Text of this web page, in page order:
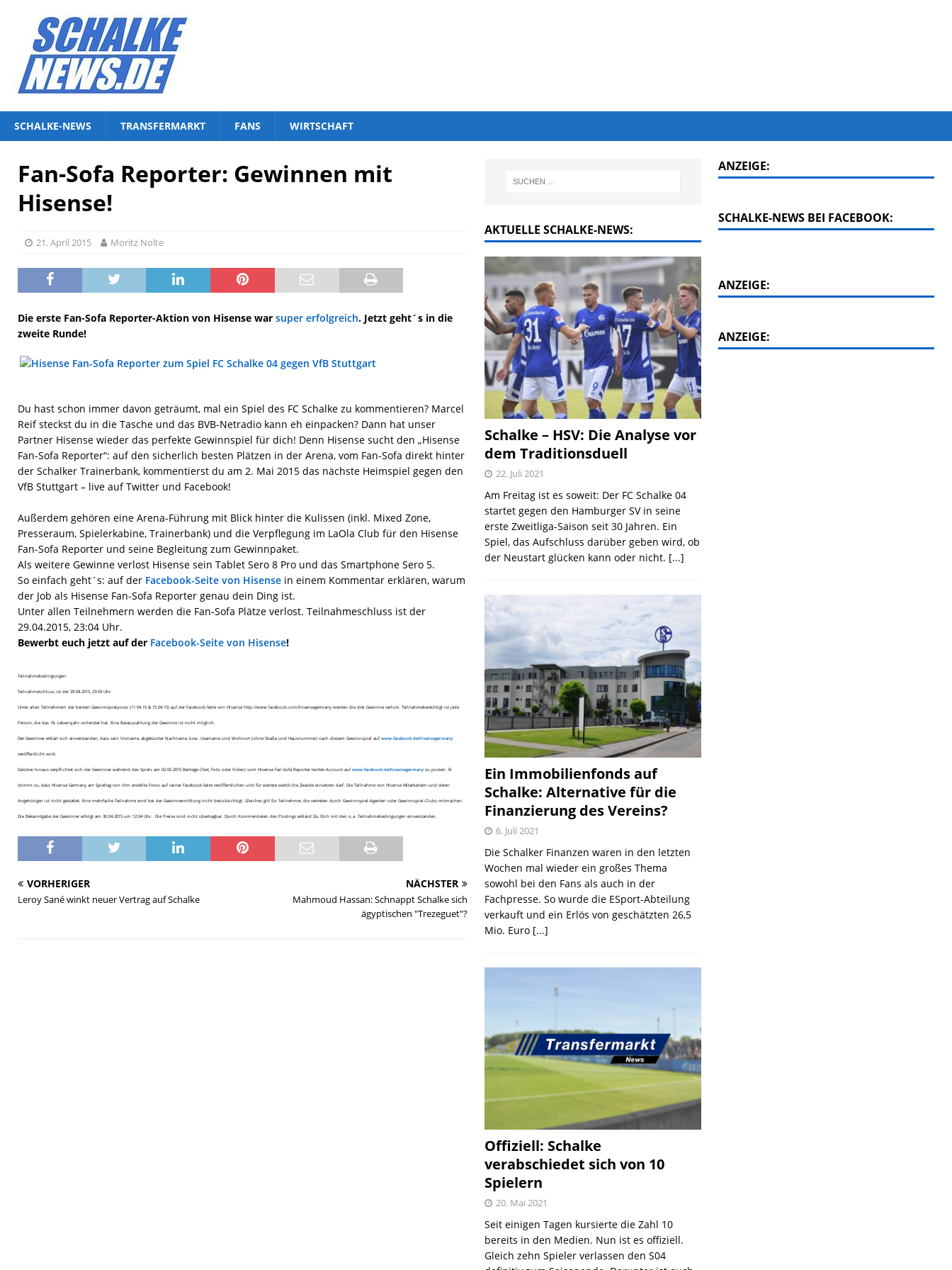
SCHALKE-NEWS TRANSFERMARKT FANS WIRTSCHAFT
Fan-Sofa Reporter: Gewinnen mit
Hisense!
21. April 2015 Moritz Nolte
Die erste Fan-Sofa Reporter-Aktion von Hisense war super erfolgreich. Jetzt geht´s in die
zweite Runde!
Du hast schon immer davon geträumt, mal ein Spiel des FC Schalke zu kommentieren? Marcel
Reif steckst du in die Tasche und das BVB-Netradio kann eh einpacken? Dann hat unser
Partner Hisense wieder das perfekte Gewinnspiel für dich! Denn Hisense sucht den „Hisense
Fan-Sofa Reporter“: auf den sicherlich besten Plätzen in der Arena, vom Fan-Sofa direkt hinter
der Schalker Trainerbank, kommentierst du am 2. Mai 2015 das nächste Heimspiel gegen den
VfB Stuttgart – live auf Twitter und Facebook!
Außerdem gehören eine Arena-Führung mit Blick hinter die Kulissen (inkl. Mixed Zone,
Presseraum, Spielerkabine, Trainerbank) und die Verpflegung im LaOla Club für den Hisense
Fan-Sofa Reporter und seine Begleitung zum Gewinnpaket.
Als weitere Gewinne verlost Hisense sein Tablet Sero 8 Pro und das Smartphone Sero 5.
So einfach geht´s: auf der Facebook-Seite von Hisense in einem Kommentar erklären, warum
der Job als Hisense Fan-Sofa Reporter genau dein Ding ist.
Unter allen Teilnehmern werden die Fan-Sofa Plätze verlost. Teilnahmeschluss ist der
29.04.2015, 23:04 Uhr.
Bewerbt euch jetzt auf der Facebook-Seite von Hisense!
Teilnahmebedingungen:
Teilnahmeschluss ist der 29.04.2015, 23:04 Uhr.
Unter allen Teilnehmern der beiden Gewinnspielposts (11.04.15 & 15.04.15) auf der Facebook-Seite von Hisense http://www.facebook.com/hisensegermany werden die drei Gewinne verlost. Teilnahmeberechtigt ist jede
Person, die das 18. Lebensjahr vollendet hat. Eine Barauszahlung der Gewinne ist nicht möglich.
Der Gewinner erklärt sich einverstanden, dass sein Vorname, abgekürzter Nachname, bzw. Username und Wohnort (ohne Straße und Hausnummer) nach diesem Gewinnspiel aufwww.facebook.de/hisensegermany
veröffentlicht wird.
Darüber hinaus verpflichtet sich der Gewinner während des Spiels am 02.05.2015 Beiträge (Text, Foto oder Video) vom Hisense Fan-Sofa Reporter twitter-Account aufwww.facebook.de/hisensegermany zu posten. Er
stimmt zu, dass Hisense Germany am Spieltag von ihm erstellte Fotos auf seiner Facebook-Seite veröffentlichen und für weitere werbliche Zwecke einsetzen darf. Die Teilnahme von Hisense Mitarbeitern und deren
Angehörigen ist nicht gestattet. Eine mehrfache Teilnahme wird bei der Gewinnermittlung nicht berücksichtigt. Gleiches gilt für Teilnehmer, die vertreten durch Gewinnspiel-Agenten oder Gewinnspiel-Clubs mitmachen.
Die Bekanntgabe der Gewinner erfolgt am 30.04.2015 um 12:04 Uhr. Die Preise sind nicht übertragbar. Durch Kommentieren des Postings erklärst Du Dich mit den o.a. Teilnahmebedingungen einverstanden.
VORHERIGER
Leroy Sané winkt neuer Vertrag auf Schalke
NÄCHSTER
Mahmoud Hassan: Schnappt Schalke sich
ägyptischen "Trezeguet"?
AKTUELLE SCHALKE-NEWS:
Schalke – HSV: Die Analyse vor
dem Traditionsduell
22. Juli 2021
Am Freitag ist es soweit: Der FC Schalke 04
startet gegen den Hamburger SV in seine
erste Zweitliga-Saison seit 30 Jahren. Ein
Spiel, das Aufschluss darüber geben wird, ob
der Neustart glücken kann oder nicht. [...]
Ein Immobilienfonds auf
Schalke: Alternative für die
Finanzierung des Vereins?
6. Juli 2021
Die Schalker Finanzen waren in den letzten
Wochen mal wieder ein großes Thema
sowohl bei den Fans als auch in der
Fachpresse. So wurde die ESport-Abteilung
verkauft und ein Erlös von geschätzten 26,5
Mio. Euro [...]
Offiziell: Schalke
verabschiedet sich von 10
Spielern
20. Mai 2021
Seit einigen Tagen kursierte die Zahl 10
bereits in den Medien. Nun ist es offiziell.
Gleich zehn Spieler verlassen den S04
ANZEIGE:
SCHALKE-NEWS BEI FACEBOOK:
ANZEIGE:
ANZEIGE: